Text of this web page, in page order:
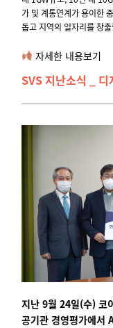
가 및 계통연계가 용이한
돕고 지역의 일자리를 창
자세한 내용보기
SVS 지난소식 _
지난 9월 24일(수) 코
공기관 경영평가에서